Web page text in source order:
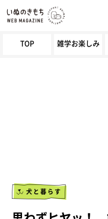
TOP 雑学お楽しみ
犬と暮らす